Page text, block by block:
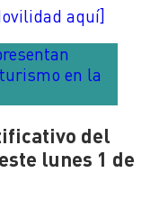
aquí]
en la
del
lunes 1 de